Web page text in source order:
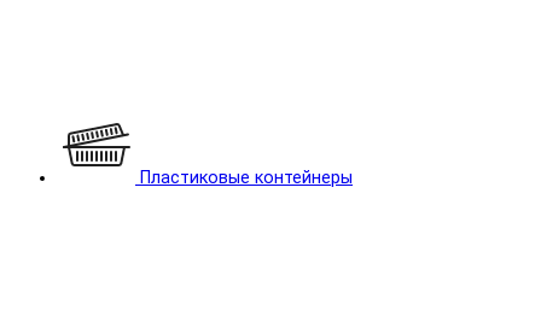
Пластиковые контейнеры